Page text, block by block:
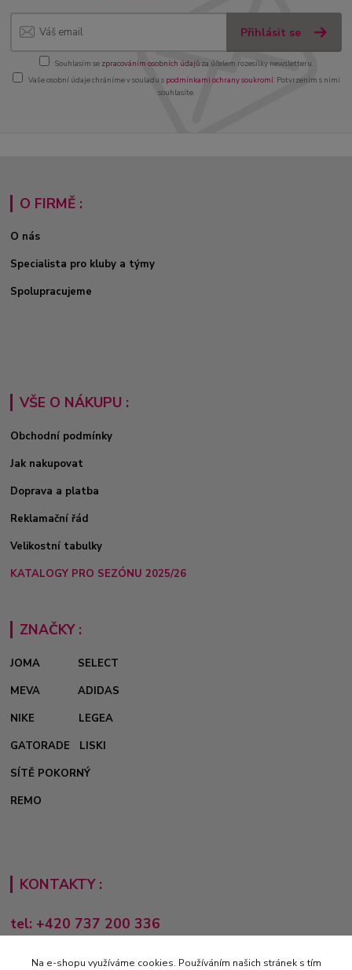
Přihlásit se
Souhlasím se zpracováním osobních údajůza účelem rozesílky newsletteru.
Vaše osobní údaje chráníme v souladu s podmínkami ochrany soukromí. Potvrzením s nimi
souhlasíte.
O FIRMĚ :
O nás
Specialista pro kluby a týmy
Spolupracujeme
VŠE O NÁKUPU :
Obchodní podmínky
Jak nakupovat
Doprava a platba
Reklamační řád
Velikostní tabulky
KATALOGY PRO SEZÓNU 2025/26
ZNAČKY :
JOMA
SELECT
MEVA
ADIDAS
NIKE
LEGEA
GATORADE
LISKI
SÍTĚ POKORNÝ
REMO
KONTAKTY :
tel: +420 737 200 336
Pondělí-Pátek: 8 - 17 hodin
Na e-shopu využíváme cookies. Používáním našich stránek s tím